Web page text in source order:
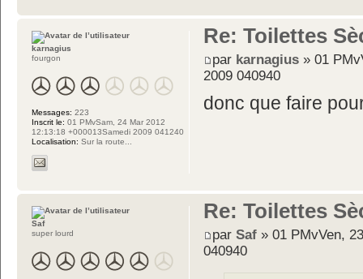
Re: Toilettes
par karnagius » 01
2009 040940
donc que faire
karnagius
fourgon
Messages: 223
Inscrit le: 01 PMvSam, 24 Mar 2012
12:13:18 +000013Samedi 2009 041240
Localisation: Sur la route...
Re: Toilettes
parSaf » 01 PMvVen,
040940
Saf
super lourd